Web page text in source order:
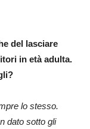
del lasciare
in età adulta.
lo stesso.
dato sotto gli